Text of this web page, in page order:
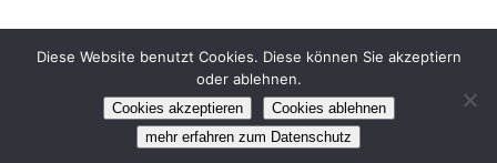
Impressum Datenschutz
instagram
Diese Website benutzt Cookies. Diese können Sie akzeptiern
oder ablehnen.
Cookies akzeptieren
Cookies ablehnen
mehr erfahren zum Datenschutz